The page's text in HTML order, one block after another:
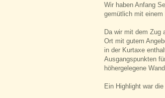
Wir haben Anfang
gemütlich mit einem
Da wir mit dem Zug
Ort mit gutem
in der Kurtaxe
Ausgangspunkten
höhergelegene
Ein Highlight war